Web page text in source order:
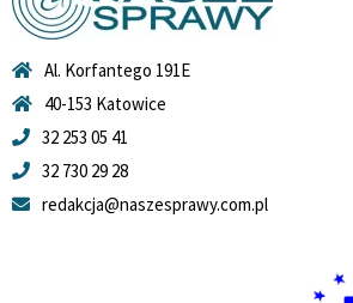
Al. Korfantego 191E
40-153 Katowice
32 253 05 41
32 730 29 28
redakcja@naszesprawy.com.pl